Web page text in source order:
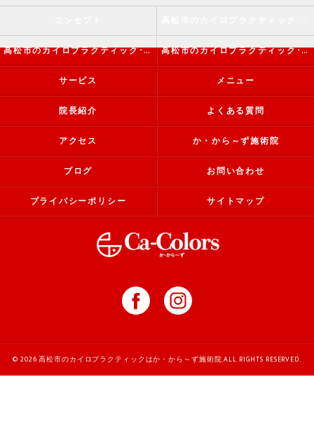
高松市のカイロプラクティック･か・から～ず施術院の評判 高松市のカイロプラクティック･か・から～ず施術院のお客様の声
サービス メニュー
院長紹介 よくある質問
アクセス か・から～ず施術院
ブログ お問い合わせ
プライバシーポリシー サイトマップ
© 2026 高松市のカイロプラクティックはか・から～ず施術院 ALL RIGHTS RESERVED.